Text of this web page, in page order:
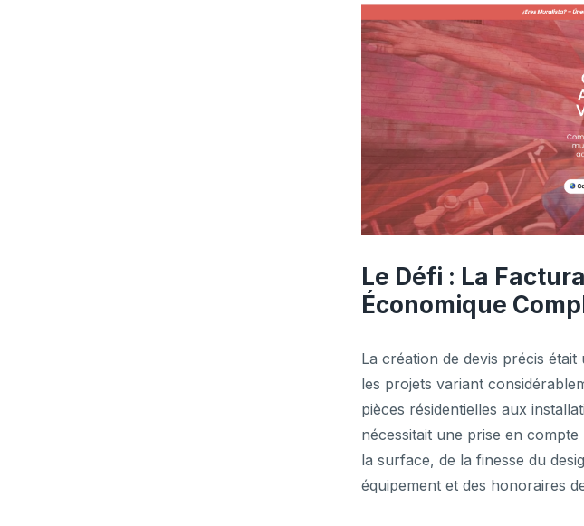
Le Défi : La
Économique
La création de devis précis était
les projets variant
pièces résidentielles aux
nécessitait une prise en
la surface, de la finesse du
équipement et des honoraires